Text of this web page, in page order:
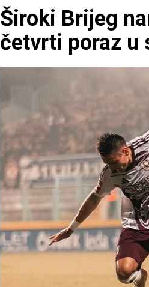
Široki Brijeg
četvrti poraz u